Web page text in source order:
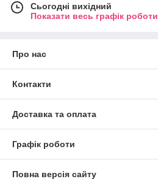
Сьогодні вихідний
Показати весь графік роботи
Про нас
Контакти
Доставка та оплата
Графік роботи
Повна версія сайту